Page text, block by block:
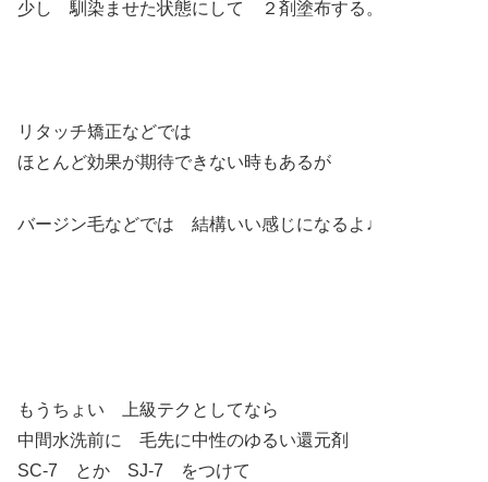
少し 馴染ませた状態にして ２剤塗布する。
リタッチ矯正などでは
ほとんど効果が期待できない時もあるが
バージン毛などでは 結構いい感じになるよ♩
もうちょい 上級テクとしてなら
中間水洗前に 毛先に中性のゆるい還元剤
SC-7 とか SJ-7 をつけて